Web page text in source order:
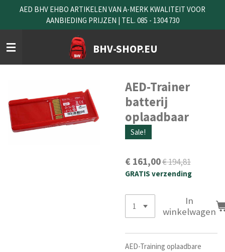
naar
de
hoofdinhoud
BHV-SHOP.EU
AED BHV EHBO ARTIKELEN VAN A-MERK KWALITEIT VOOR
AANBIEDING PRIJZEN | TEL. 085 - 1304 730
AED-Trainer
batterij
oplaadbaar
Sale!
€ 161,00€ 194,81
GRATIS verzending
In
winkelwagen
AED-Training oplaadbare